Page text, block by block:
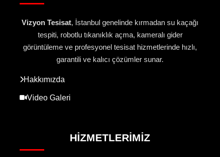
Vizyon Tesisat, İstanbul genelinde kırmadan su kaçağı
tespiti, robotlu tıkanıklık açma, kameralı gider
görüntüleme ve profesyonel tesisat hizmetlerinde hızlı,
garantili ve kalıcı çözümler sunar.
Hakkımızda
Video Galeri
HIZMETLERIMIZ